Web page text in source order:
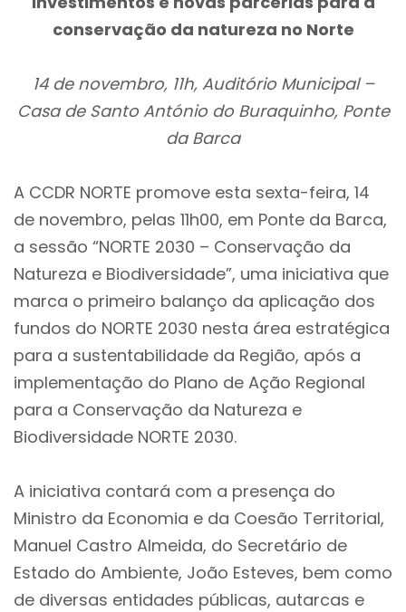
conservação da natureza no Norte
14 de novembro, 11h, Auditório Municipal –
Casa de Santo António do Buraquinho, Ponte
da Barca
A CCDR NORTE promove esta sexta-feira, 14
de novembro, pelas 11h00, em Ponte da Barca,
a sessão “NORTE 2030 – Conservação da
Natureza e Biodiversidade”, uma iniciativa que
marca o primeiro balanço da aplicação dos
fundos do NORTE 2030 nesta área estratégica
para a sustentabilidade da Região, após a
implementação do Plano de Ação Regional
para a Conservação da Natureza e
Biodiversidade NORTE 2030.
A iniciativa contará com a presença do
Ministro da Economia e da Coesão Territorial,
Manuel Castro Almeida, do Secretário de
Estado do Ambiente, João Esteves, bem como
de diversas entidades públicas, autarcas e